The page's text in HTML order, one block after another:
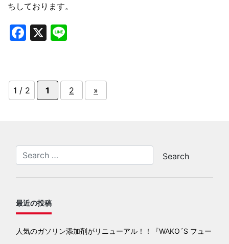
ちしております。
Facebook
X
1 / 2 1 2 »
最近の投稿
人気のガソリン添加剤がリニューアル！！『WAKO´S フュー